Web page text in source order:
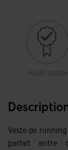
Haute qualité
Veste de
parfait entre